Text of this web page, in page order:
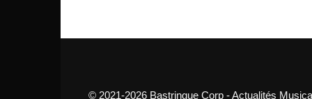
© 2021-2026 Bastringue Corp - Actualités